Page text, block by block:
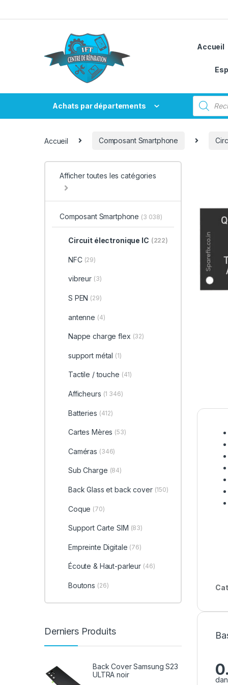
Accueil
Achats par départements
Accueil Composant Smartphone
Afficher toutes les catégories
Composant Smartphone (3 038)
Circuit électronique IC (222)
NFC (29)
vibreur (3)
S PEN (29)
antenne (4)
Nappe charge flex (32)
support métal (1)
Tactile / touche (41)
Afficheurs (1 346)
Batteries (412)
Cartes Mères (53)
Caméras (346)
Sub Charge (84)
Back Glass et back cover (150)
Coque (70)
Support Carte SIM (83)
Empreinte Digitale (76)
Écoute & Haut-parleur (46)
Boutons (26)
Derniers Produits
Back Cover Samsung S23
ULTRA noir